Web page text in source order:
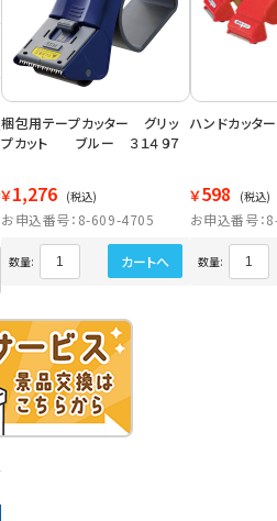
梱包用テープカッター グリッ
プカット ブルー ３１４９７
￥1,276 (税込)
お申込番号：8-609-4705
数量: カートへ
ハンドカッター
￥598 (税込)
お申込番号
数量: